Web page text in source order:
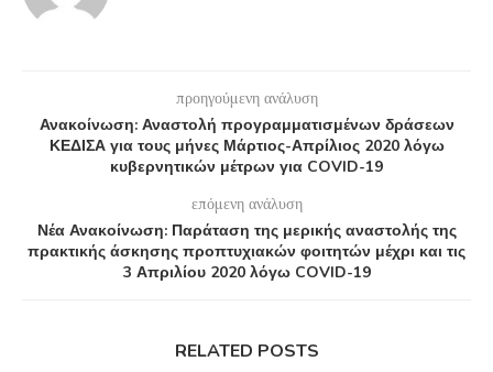
προηγούμενη ανάλυση
Ανακοίνωση: Αναστολή προγραμματισμένων δράσεων
ΚΕΔΙΣΑ για τους μήνες Μάρτιος-Απρίλιος 2020 λόγω
κυβερνητικών μέτρων για COVID-19
επόμενη ανάλυση
Νέα Ανακοίνωση: Παράταση της μερικής αναστολής της
πρακτικής άσκησης προπτυχιακών φοιτητών μέχρι και τις
3 Απριλίου 2020 λόγω COVID-19
RELATED POSTS